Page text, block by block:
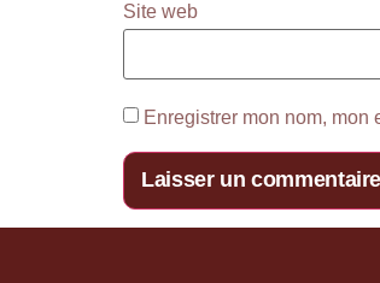
Site web
Enregistrer mon nom, mon